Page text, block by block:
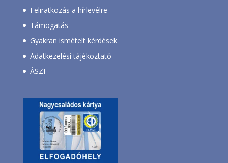
Feliratkozás a hírlevélre
Támogatás
Gyakran ismételt kérdések
Adatkezelési tájékoztató
ÁSZF